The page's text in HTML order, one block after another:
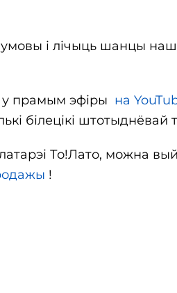
і лічыць шанцы наша
прамым эфіры на
білецікі
То!Лато, можна
!